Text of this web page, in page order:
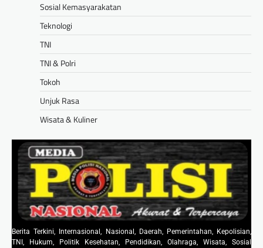
Sosial Kemasyarakatan
Teknologi
TNI
TNI & Polri
Tokoh
Unjuk Rasa
Wisata & Kuliner
Berita Terkini, Internasional, Nasional, Daerah, Pemerintahan, Kepolisian,
TNI, Hukum, Politik Kesehatan, Pendidikan, Olahraga, Wisata, Sosial